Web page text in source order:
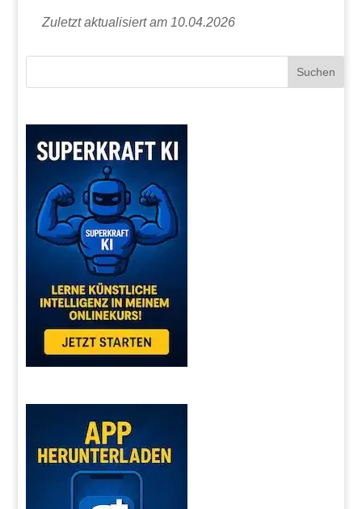
Zuletzt aktualisiert am 10.04.2026